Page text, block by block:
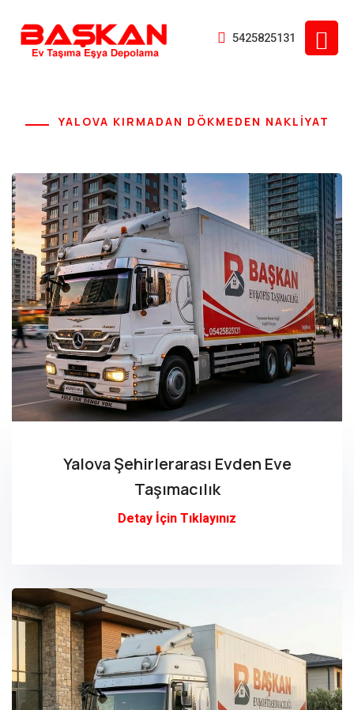
5425825131
YALOVA KIRMADAN DÖKMEDEN NAKLİYAT
Yalova Şehirlerarası Evden Eve
Taşımacılık
Detay İçin Tıklayınız